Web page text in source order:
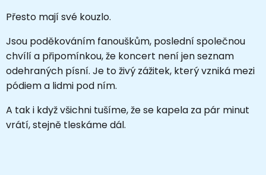
Přesto mají své kouzlo.
Jsou poděkováním fanouškům, poslední společnou
chvílí a připomínkou, že koncert není jen seznam
odehraných písní. Je to živý zážitek, který vzniká mezi
pódiem a lidmi pod ním.
A tak i když všichni tušíme, že se kapela za pár minut
vrátí, stejně tleskáme dál.